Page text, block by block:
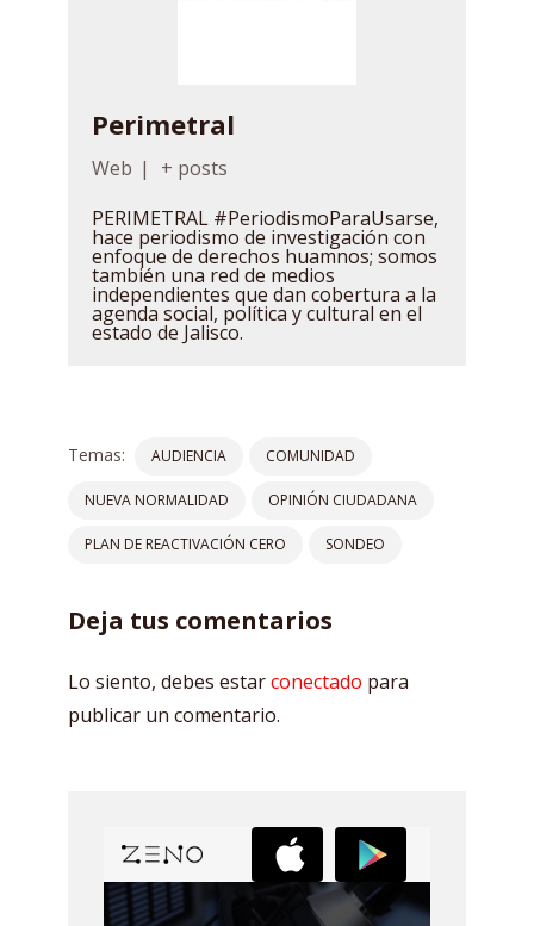
Perimetral
Web |
+ posts
PERIMETRAL #PeriodismoParaUsarse,
hace periodismo de investigación con
enfoque de derechos huamnos; somos
también una red de medios
independientes que dan cobertura a la
agenda social, política y cultural en el
estado de Jalisco.
Temas: AUDIENCIA COMUNIDAD
NUEVA NORMALIDAD OPINIÓN CIUDADANA
PLAN DE REACTIVACIÓN CERO SONDEO
Deja tus comentarios
Lo siento, debes estarconectado para
publicar un comentario.